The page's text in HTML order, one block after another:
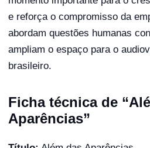
e reforça o compromisso da
abordam questões humanas
ampliam o espaço para o
brasileiro.
Ficha técnica de
Aparências”